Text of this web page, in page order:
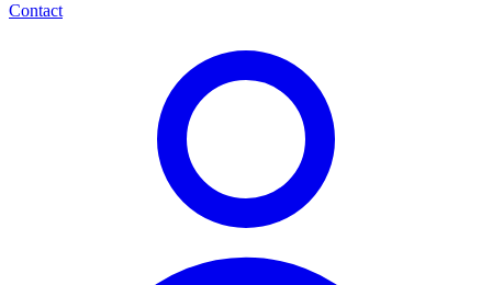
Contact